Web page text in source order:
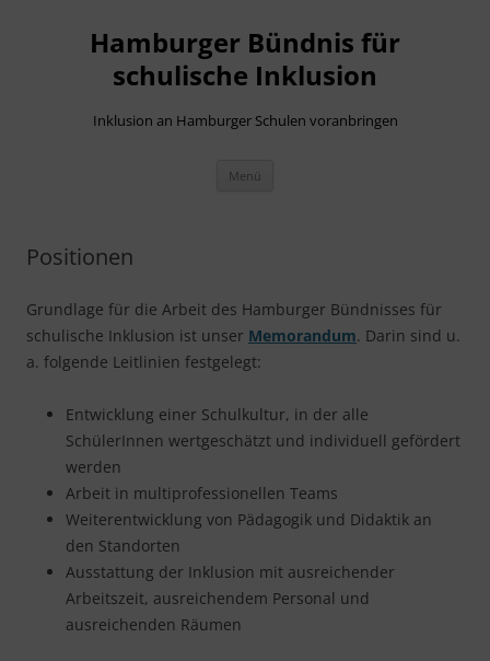
Hamburger Bündnis für
schulische Inklusion
Inklusion an Hamburger Schulen voranbringen
Menü
Positionen
Grundlage für die Arbeit des Hamburger Bündnisses für
schulische Inklusion ist unser Memorandum. Darin sind u.
a. folgende Leitlinien festgelegt:
Entwicklung einer Schulkultur, in der alle
SchülerInnen wertgeschätzt und individuell gefördert
werden
Arbeit in multiprofessionellen Teams
Weiterentwicklung von Pädagogik und Didaktik an
den Standorten
Ausstattung der Inklusion mit ausreichender
Arbeitszeit, ausreichendem Personal und
ausreichenden Räumen